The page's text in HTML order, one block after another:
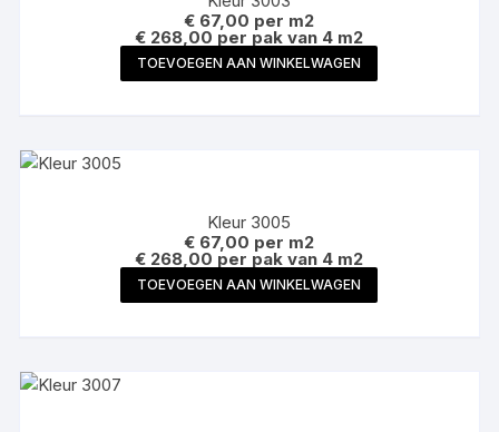
€ 67,00 per m2
€ 268,00 per pak van 4 m2
TOEVOEGEN AAN WINKELWAGEN
Kleur 3005
€ 67,00 per m2
€ 268,00 per pak van 4 m2
TOEVOEGEN AAN WINKELWAGEN